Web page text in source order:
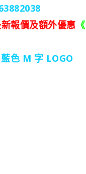
報價及額外優惠
色 M 字 LOGO